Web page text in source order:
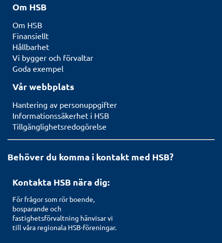
Om HSB
Om HSB
Finansiellt
Hållbarhet
Vi bygger och förvaltar
Goda exempel
Vår webbplats
Hantering av personuppgifter
Informationssäkerhet i HSB
Tillgänglighetsredogörelse
Behöver du komma i kontakt med HSB?
Kontakta HSB nära dig:
För frågor som rör boende,
bosparande och
fastighetsförvaltning hänvisar vi
till våra regionala HSB-föreningar.